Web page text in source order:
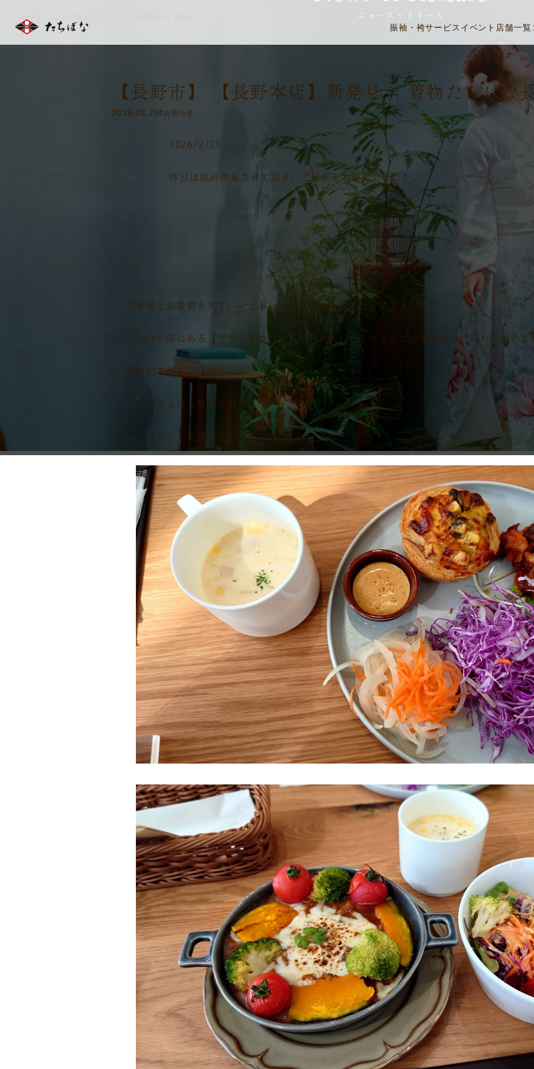
振袖・袴サービス イベント 店舗一覧
ニュース・リリース
【長野市】 【長野本店】新発見 ｜着物たちばな
2026.02.25#お知らせ
2026/2/25
昨日は臨時休業させて頂き、ご迷惑をお掛けしました。
お客様とお着物を来て、シャトレーゼ長野ホテルに行ってきました！
今回は一階にある【ヤツドキカフェ】に行きました！ショップの奥にあり、初めて伺いま
開放的で明るい店内！
キョロキョロしながら潜入(^^)
ランチセットを頂きました！